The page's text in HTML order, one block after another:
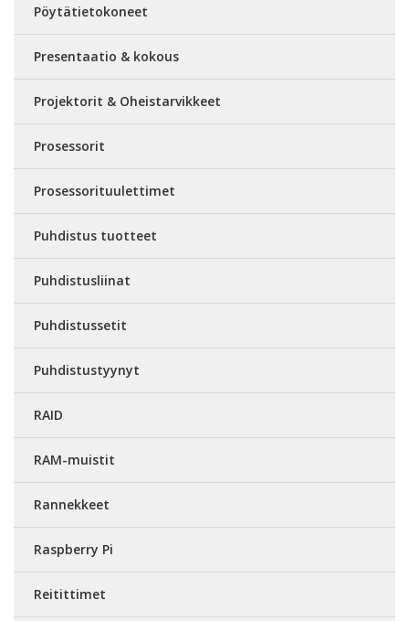
Pöytätietokoneet
Presentaatio & kokous
Projektorit & Oheistarvikkeet
Prosessorit
Prosessorituulettimet
Puhdistus tuotteet
Puhdistusliinat
Puhdistussetit
Puhdistustyynyt
RAID
RAM-muistit
Rannekkeet
Raspberry Pi
Reitittimet